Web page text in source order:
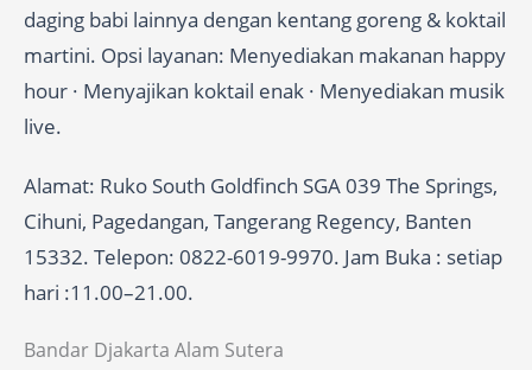
daging babi lainnya dengan kentang goreng & koktail
martini. Opsi layanan: Menyediakan makanan happy
hour · Menyajikan koktail enak · Menyediakan musik
live.
Alamat: Ruko South Goldfinch SGA 039 The Springs,
Cihuni, Pagedangan, Tangerang Regency, Banten
15332. Telepon: 0822-6019-9970. Jam Buka : setiap
hari :11.00–21.00.
Bandar Djakarta Alam Sutera